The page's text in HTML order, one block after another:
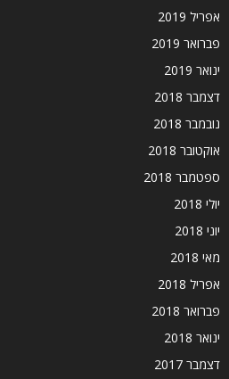
אפריל 2019
פברואר 2019
ינואר 2019
דצמבר 2018
נובמבר 2018
אוקטובר 2018
ספטמבר 2018
יולי 2018
יוני 2018
מאי 2018
אפריל 2018
פברואר 2018
ינואר 2018
דצמבר 2017